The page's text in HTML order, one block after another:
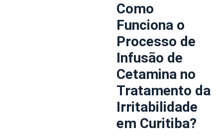
Como
Funciona o
Processo de
Infusão de
Cetamina no
Tratamento da
Irritabilidade
em Curitiba?